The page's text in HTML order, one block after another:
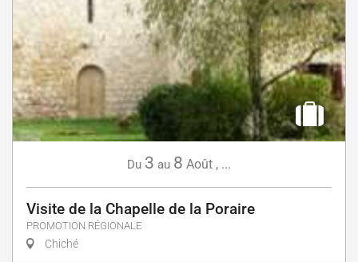
Du 3 au 8 Août , ...
Visite de la Chapelle de la Poraire
PROMOTION RÉGIONALE
Chiché